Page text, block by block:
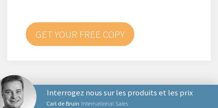
GET YOUR FREE COPY
Carl de Bruin International Sales
Interrogez nous sur les produits et les prix